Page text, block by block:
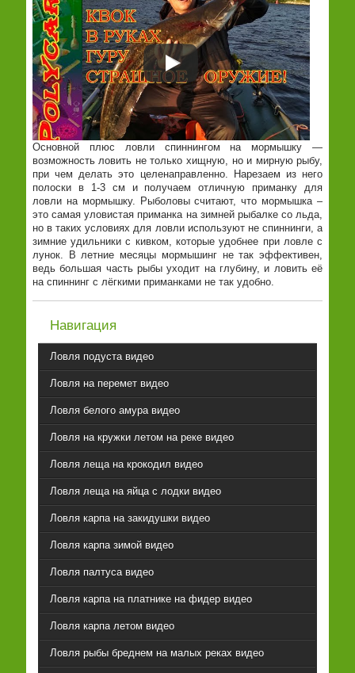
Навигация
Ловля подуста видео
Ловля на перемет видео
Ловля белого амура видео
Ловля на кружки летом на реке видео
Ловля леща на крокодил видео
Ловля леща на яйца с лодки видео
Ловля карпа на закидушки видео
Ловля карпа зимой видео
Ловля палтуса видео
Ловля карпа на платнике на фидер видео
Ловля карпа летом видео
Ловля рыбы бреднем на малых реках видео
Основной плюс ловли спиннингом на мормышку —
возможность ловить не только хищную, но и мирную рыбу,
при чем делать это целенаправленно. Нарезаем из него
полоски в 1-3 см и получаем отличную приманку для
ловли на мормышку. Рыболовы считают, что мормышка –
это самая уловистая приманка на зимней рыбалке со льда,
но в таких условиях для ловли используют не спиннинги, а
зимние удильники с кивком, которые удобнее при ловле с
лунок. В летние месяцы мормышинг не так эффективен,
ведь большая часть рыбы уходит на глубину, и ловить её
на спиннинг с лёгкими приманками не так удобно.